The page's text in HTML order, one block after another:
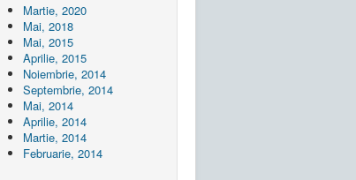
Martie, 2020
Mai, 2018
Mai, 2015
Aprilie, 2015
Noiembrie, 2014
Septembrie, 2014
Mai, 2014
Aprilie, 2014
Martie, 2014
Februarie, 2014